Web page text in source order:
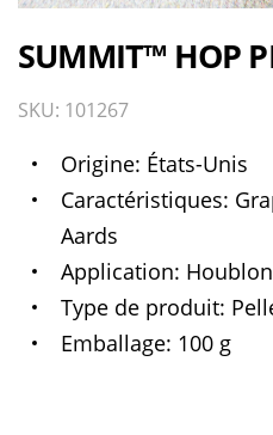
SUMMIT™ HOP
SKU: 101267
Origine États-Unis
Caractéristiques
Aards
Application
Type de produit
Emballage 100 g